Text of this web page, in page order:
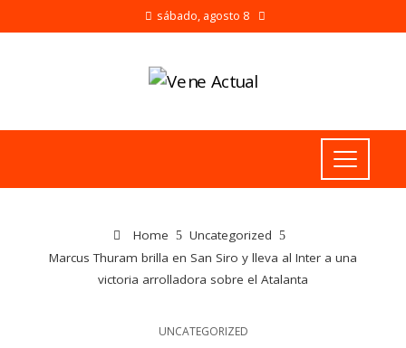
sábado, agosto 8
Home
Uncategorized
Marcus Thuram brilla en San Siro y lleva al Inter a una
victoria arrolladora sobre el Atalanta
UNCATEGORIZED